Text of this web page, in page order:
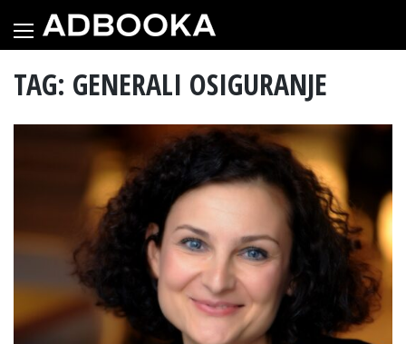
content
TAG: GENERALI OSIGURANJE